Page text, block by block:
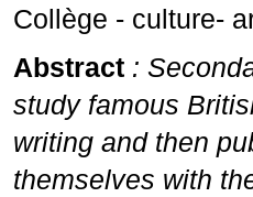
Collège - culture-
Abstract :
study famous
writing and then
themselves with